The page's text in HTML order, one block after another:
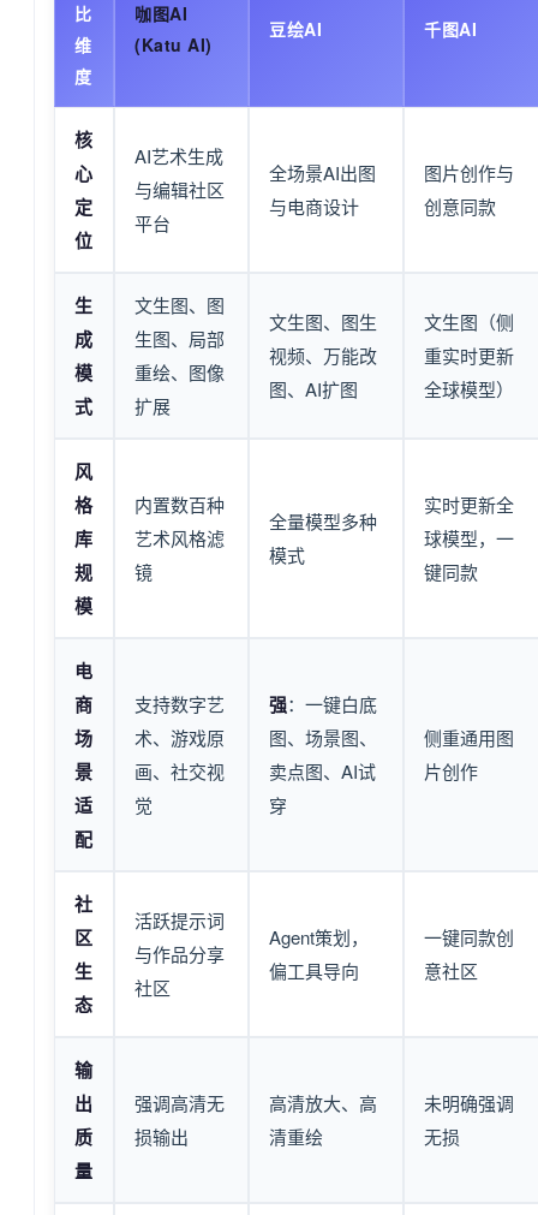
比
维
度
咖图AI
(Katu AI)
豆绘AI 千图AI
核
心
定
位
AI艺术生成
与编辑社区
平台
全场景AI出图
与电商设计
图片创作与
创意同款
生
成
模
式
文生图、图
生图、局部
重绘、图像
扩展
文生图、图生
视频、万能改
图、AI扩图
文生图（侧
重实时更新
全球模型）
风
格
库
规
模
内置数百种
艺术风格滤
镜
全量模型多种
模式
实时更新全
球模型，一
键同款
电
商
场
景
适
配
支持数字艺
术、游戏原
画、社交视
觉
强：一键白底
图、场景图、
卖点图、AI试
穿
侧重通用图
片创作
社
区
生
态
活跃提示词
与作品分享
社区
Agent策划，
偏工具导向
一键同款创
意社区
输
出
质
量
强调高清无
损输出
高清放大、高
清重绘
未明确强调
无损